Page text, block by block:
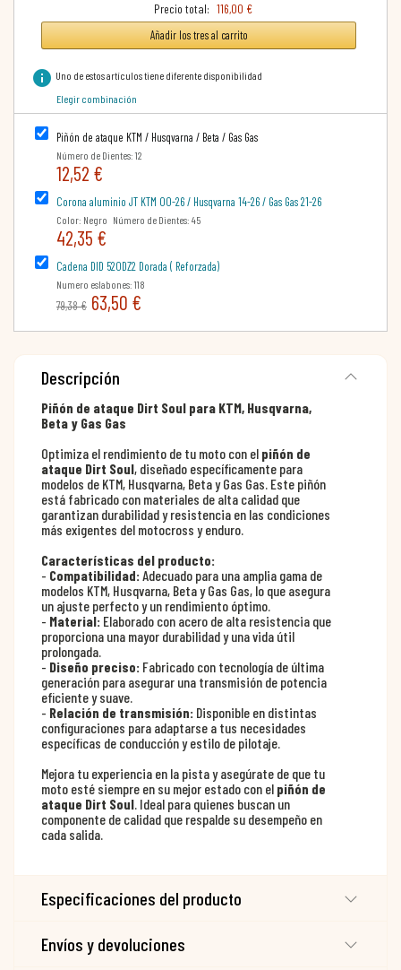
Precio total: 116,00 €
Añadir los tres al carrito
info Uno de estos artículos tiene diferente disponibilidad
Elegir combinación
Piñón de ataque KTM / Husqvarna / Beta / Gas Gas
Número de Dientes: 12
12,52 €
Corona aluminio JT KTM 00-26 / Husqvarna 14-26 / Gas Gas 21-26
Color: Negro Número de Dientes: 45
42,35 €
Cadena DID 520DZ2 Dorada ( Reforzada)
Numero eslabones: 118
79,38 € 63,50 €
Descripción
Piñón de ataque Dirt Soul para KTM, Husqvarna,
Beta y Gas Gas
Optimiza el rendimiento de tu moto con el piñón de
ataque Dirt Soul, diseñado específicamente para
modelos de KTM, Husqvarna, Beta y Gas Gas. Este piñón
está fabricado con materiales de alta calidad que
garantizan durabilidad y resistencia en las condiciones
más exigentes del motocross y enduro.
Características del producto:
- Compatibilidad:Adecuado para una amplia gama de
modelos KTM, Husqvarna, Beta y Gas Gas, lo que asegura
un ajuste perfecto y un rendimiento óptimo.
- Material: Elaborado con acero de alta resistencia que
proporciona una mayor durabilidad y una vida útil
prolongada.
- Diseño preciso: Fabricado con tecnología de última
generación para asegurar una transmisión de potencia
eficiente y suave.
- Relación de transmisión: Disponible en distintas
configuraciones para adaptarse a tus necesidades
específicas de conducción y estilo de pilotaje.
Mejora tu experiencia en la pista y asegúrate de que tu
moto esté siempre en su mejor estado con el piñón de
ataque Dirt Soul. Ideal para quienes buscan un
componente de calidad que respalde su desempeño en
cada salida.
Especificaciones del producto
Envíos y devoluciones